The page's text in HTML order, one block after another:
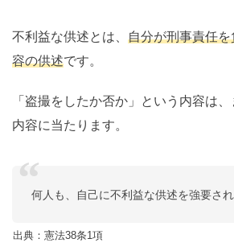
不利益な供述とは、 自分が刑事責任
容の供述です。
「盗撮をしたか否か」という内容は
内容に当たります。
何人も、自己に不利益な供述を強要され
出典：憲法38条1項